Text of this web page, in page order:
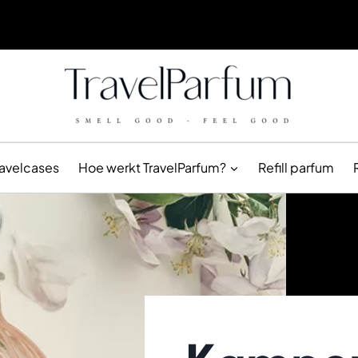
Hoe werkt TravelParfum? Refill parfum